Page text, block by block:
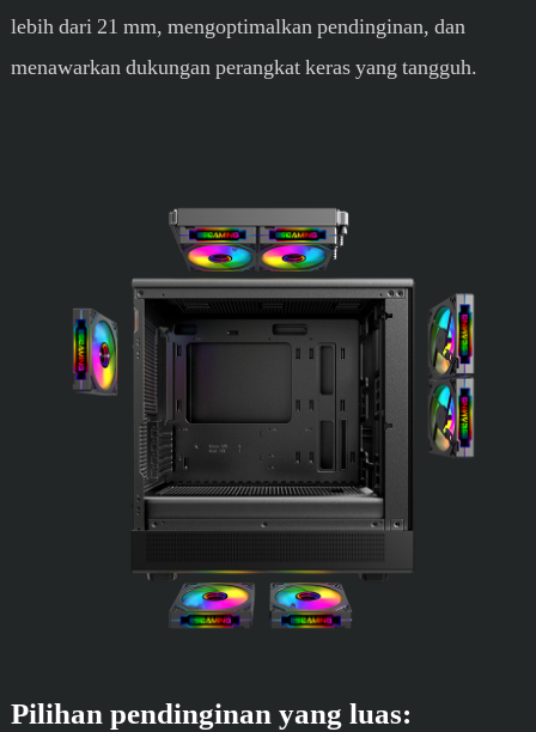
lebih dari 21 mm, mengoptimalkan pendinginan, dan
menawarkan dukungan perangkat keras yang tangguh.
Pilihan pendinginan yang luas: